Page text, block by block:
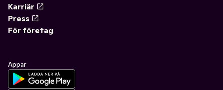
Karriär
Press
För företag
Appar